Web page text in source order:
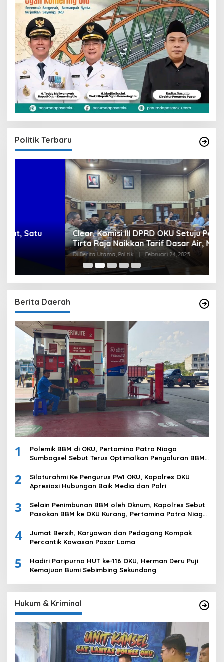
Politik Terbaru
Clear, Komisi III DPRD OKU Setuju Perumda
Tirta Raja Naikkan Tarif Dasar Air, Namun
Di Berita Utama, Politik | Februari 24, 2025
Berita Daerah
1
Polemik BBM di OKU, Pertamina Patra Niaga
Sumbagsel Sebut Terus Optimalkan Penyaluran BBM
Komering Ulu
2
Silaturahmi Ke Pengurus PWI OKU, Kapolres OKU
Apresiasi Hubungan Baik Media dan Polri
3
Selain Penimbunan BBM oleh Oknum, Kapolres Sebut
Pasokan BBM ke OKU Kurang, Pertamina Patra Niaga
4
Jumat Bersih, Karyawan dan Pedagang Kompak
Percantik Kawasan Pasar Lama
5
Hadiri Paripurna HUT ke-116 OKU, Herman Deru Puji
Kemajuan Bumi Sebimbing Sekundang
Hukum & Kriminal